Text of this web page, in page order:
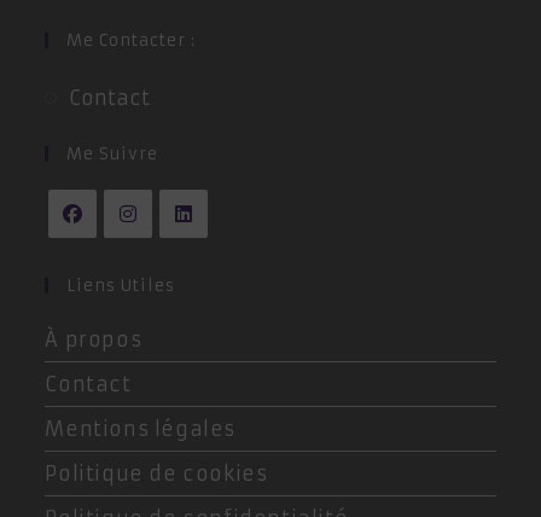
Me Contacter :
Contact
un
onglet
Me Suivre
dans
nouvel
onglet
dans
nouvel
onglet
dans
Liens Utiles
À propos
Contact
Mentions légales
Politique de cookies